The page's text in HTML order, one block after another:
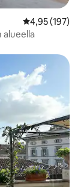
4,95 (197)
alueella